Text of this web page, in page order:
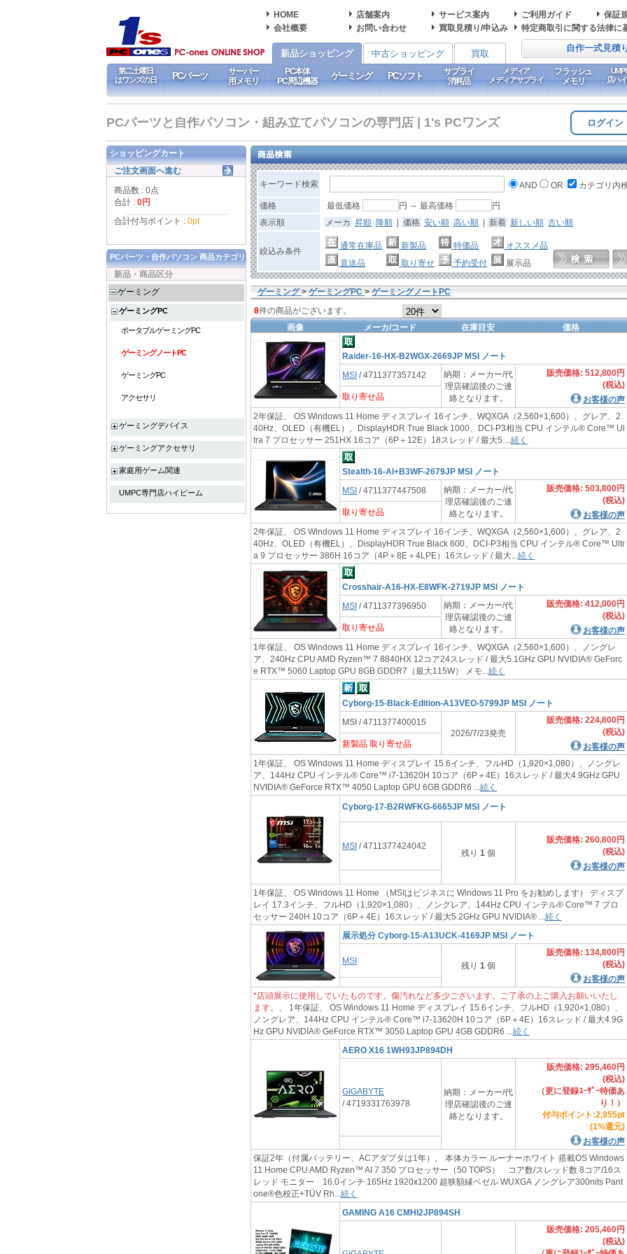
HOME 店舗案内 サービス案内 ご利用ガイド
保証
会社概要
お問い合わせ 買取見積り/申込み 特定商取引に関する法律に
自作一式見積
新品ショッピング 中古ショッピング 買取
第二土曜日
はワンズの日
PCパーツ
サーバー
用メモリ
PC本体
PC周辺機器
ゲーミング PCソフト
サプライ
消耗品
メディア
メディアサプライ
フラッシュ
メモリ
店ハ
PCパーツと自作パソコン・組み立てパソコンの専門店 | 1's PCワンズ ログイン
キーワード検索 AND OR カテゴリ内
価格 最低価格 円 ～ 最高価格
円
表示順
メーカ 昇順 降順 | 価格 安い順 高い順 | 新着 新しい順 古い順
絞込み条件
通常在庫品 新製品 特価品
オススメ品
直送品
取り寄せ 予約受付 展示品
ゲーミング > ゲーミングPC > ゲーミングノートPC
8件の商品がございます。
画像
メーカ/コード 在庫目安 価格
Raider-16-HX-B2WGX-2669JP MSI ノート
MSI / 4711377357142
納期：メーカー/代
理店確認後のご連
絡となります。
販売価格: 512,800円
(税込)
お客様の声
取り寄せ品
2年保証、 OS Windows 11 Home ディスプレイ 16インチ、WQXGA（2,560×1,600）、グレア、2
40Hz、OLED（有機EL）、DisplayHDR True Black 1000、DCI-P3相当 CPU インテル® Core™ Ul
tra 7 プロセッサー 251HX 18コア（6P＋12E）18スレッド / 最大5.... 続く
Stealth-16-AI+B3WF-2679JP MSI ノート
MSI / 4711377447508
納期：メーカー/代
理店確認後のご連
絡となります。
販売価格: 503,800円
(税込)
お客様の声
取り寄せ品
2年保証、 OS Windows 11 Home ディスプレイ 16インチ、WQXGA（2,560×1,600）、グレア、2
40Hz、OLED（有機EL）、DisplayHDR True Black 600、DCI-P3相当 CPU インテル® Core™ Ultr
a 9 プロセッサー 386H 16コア（4P＋8E＋4LPE）16スレッド / 最大... 続く
Crosshair-A16-HX-E8WFK-2719JP MSI ノート
MSI / 4711377396950
納期：メーカー/代
理店確認後のご連
絡となります。
販売価格: 412,000円
(税込)
お客様の声
取り寄せ品
1年保証、 OS Windows 11 Home ディスプレイ 16インチ、WQXGA（2,560×1,600）、ノングレ
ア、240Hz CPU AMD Ryzen™ 7 8840HX 12コア24スレッド / 最大5.1GHz GPU NVIDIA® GeForc
e RTX™ 5060 Laptop GPU 8GB GDDR7（最大115W） メモ... 続く
Cyborg-15-Black-Edition-A13VEO-5799JP MSI ノート
MSI / 4711377400015
2026/7/23発売
販売価格: 224,800円
(税込)
お客様の声
新製品 取り寄せ品
1年保証、 OS Windows 11 Home ディスプレイ 15.6インチ、フルHD（1,920×1,080）、ノングレ
ア、144Hz CPU インテル® Core™ i7-13620H 10コア（6P＋4E）16スレッド / 最大4.9GHz GPU
NVIDIA® GeForce RTX™ 4050 Laptop GPU 6GB GDDR6 ... 続く
Cyborg-17-B2RWFKG-6665JP MSI ノート
MSI / 4711377424042
残り 1 個
販売価格: 260,800円
(税込)
お客様の声
1年保証、 OS Windows 11 Home （MSIはビジネスに Windows 11 Pro をお勧めします） ディスプ
レイ 17.3インチ、フルHD（1,920×1,080）、ノングレア、144Hz CPU インテル® Core™ 7 プロ
セッサー 240H 10コア（6P＋4E）16スレッド / 最大5.2GHz GPU NVIDIA® ... 続く
展示処分 Cyborg-15-A13UCK-4169JP MSI ノート
MSI
残り 1 個
販売価格: 134,800円
(税込)
お客様の声
*店頭展示に使用していたものです。傷汚れなど多少ございます。ご了承の上ご購入お願いいたし
ます。
、 1年保証、 OS Windows 11 Home ディスプレイ 15.6インチ、フルHD（1,920×1,080）、
ノングレア、144Hz CPU インテル® Core™ i7-13620H 10コア（6P＋4E）16スレッド / 最大4.9G
Hz GPU NVIDIA® GeForce RTX™ 3050 Laptop GPU 4GB GDDR6 ... 続く
AERO X16 1WH93JP894DH
GIGABYTE
/ 4719331763978
納期：メーカー/代
理店確認後のご連
絡となります。
販売価格: 295,460円
(税込)
（更に登録ﾕｰｻﾞｰ特価あ
り！）
付与ポイント:2,955pt
(1%還元)
お客様の声
保証2年（付属バッテリー、ACアダプタは1年）、 本体カラー ルーナーホワイト 搭載OS Windows
11 Home CPU AMD Ryzen™ AI 7 350 プロセッサー（50 TOPS） コア数/スレッド数 8コア/16ス
レッド モニター 16.0インチ 165Hz 1920x1200 超狭額縁ベゼル WUXGA ノングレア300nits Pant
one®色校正+TÜV Rh... 続く
GAMING A16 CMHI2JP894SH
販売価格: 205,460円
(税込)
ショッピングカート
ご注文画面へ進む
商品数 : 0点
合計 : 0円
合計付与ポイント : 0pt
PCパーツ・自作パソコン 商品カテゴリ
新品・商品区分
ゲーミング
ゲーミングPC
ポータブルゲーミングPC
ゲーミングノートPC
ゲーミングPC
アクセサリ
ゲーミングデバイス
ゲーミングアクセサリ
家庭用ゲーム関連
UMPC専門店ハイビーム